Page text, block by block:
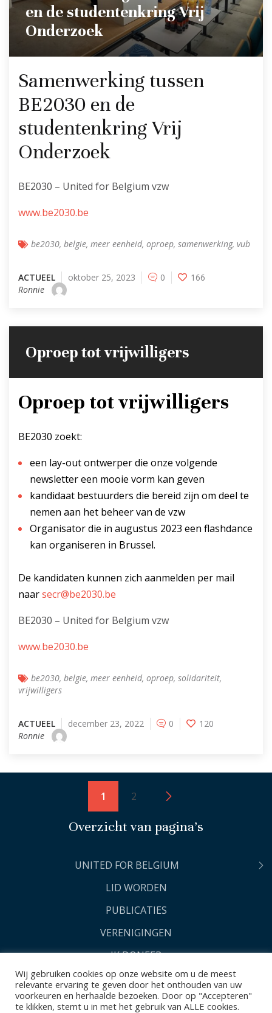
en de studentenkring Vrij
Onderzoek
Samenwerking tussen
BE2030 en de
studentenkring Vrij
Onderzoek
BE2030 – United for Belgium vzw
www.be2030.be
be2030, belgie, meer eenheid, oproep, samenwerking, vub
ACTUEEL oktober 25, 2023 0
166
Ronnie
Oproep tot vrijwilligers
Oproep tot vrijwilligers
BE2030 zoekt:
een lay-out ontwerper die onze volgende
newsletter een mooie vorm kan geven
kandidaat bestuurders die bereid zijn om deel te
nemen aan het beheer van de vzw
Organisator die in augustus 2023 een flashdance
kan organiseren in Brussel.
De kandidaten kunnen zich aanmelden per mail
naarsecr@be2030.be
BE2030 – United for Belgium vzw
www.be2030.be
be2030, belgie, meer eenheid, oproep, solidariteit,
vrijwilligers
ACTUEEL december 23, 2022 0
120
Ronnie
1 2
Overzicht van pagina’s
UNITED FOR BELGIUM
LID WORDEN
PUBLICATIES
VERENIGINGEN
IK DONEER
Wij gebruiken cookies op onze website om u de meest
relevante ervaring te geven door het onthouden van uw
voorkeuren en herhaalde bezoeken. Door op "Accepteren"
te klikken, stemt u in met het gebruik van ALLE cookies.